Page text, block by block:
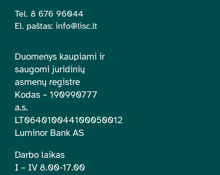
Tel. 8 676 96044
El. paštas: info@lisc.lt
Duomenys kaupiami ir
saugomi juridinių
asmenų registre
Kodas – 190990777
a.s.
LT064010044100050012
Luminor Bank AS
Darbo laikas
I – IV 8.00-17.00